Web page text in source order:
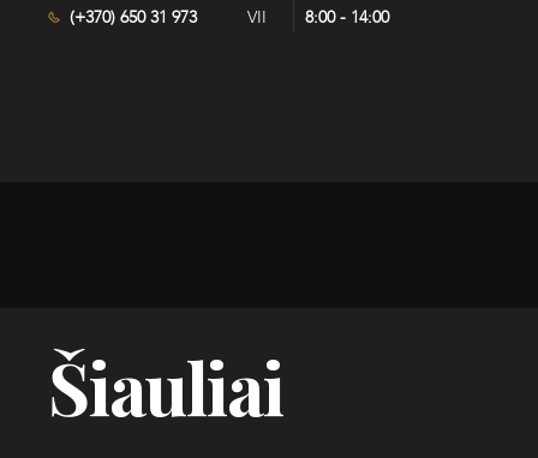
(+370) 650 31 973
VII
8:00 - 14:00
Šiauliai